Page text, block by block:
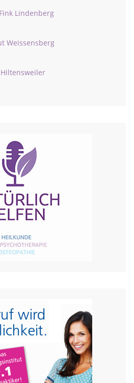
Lindenberg
Weissensberg